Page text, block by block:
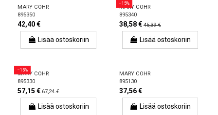
MARY COHR
895350
42,40 €
Lisää ostoskoriin
−15%
MARY COHR
895340
38,58 € 45,39 €
Lisää ostoskoriin
−15%
MARY COHR
895330
57,15 € 67,24 €
Lisää ostoskoriin
MARY COHR
895130
37,56 €
Lisää ostoskoriin